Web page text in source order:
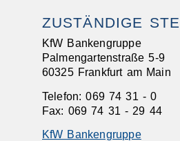
ZUSTÄNDIGE
KfW Bankengruppe
Palmengartenstraße 5-9
60325 Frankfurt am Main
Telefon: 069 74 31 - 0
Fax: 069 74 31 - 29 44
KfW Bankengruppe